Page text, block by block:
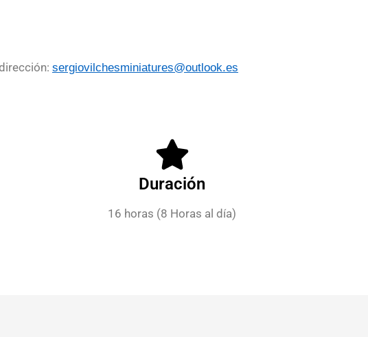
sergiovilchesminiatures@outlook.es
Duración
16 horas (8 Horas al día)